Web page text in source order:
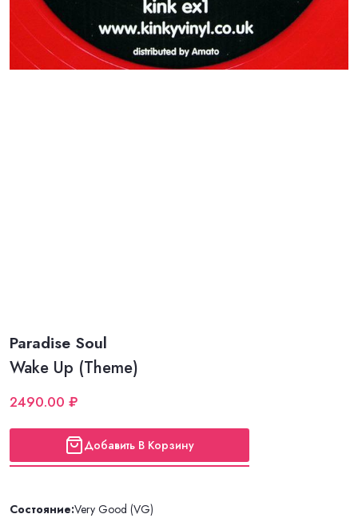
Paradise Soul
Wake Up (Theme)
2490.00 ₽
Добавить В Корзину
Состояние:Very Good (VG)